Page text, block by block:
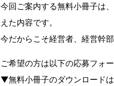
今回ご案内する無料小冊子は
えた内容です。
今だからこそ経営者、経営幹
ご希望の方は以下の応募フォ
▼無料小冊子のダウンロード